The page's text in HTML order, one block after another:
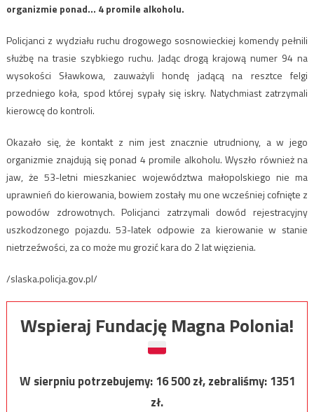
organizmie ponad… 4 promile alkoholu.
Policjanci z wydziału ruchu drogowego sosnowieckiej komendy pełnili
służbę na trasie szybkiego ruchu. Jadąc drogą krajową numer 94 na
wysokości Sławkowa, zauważyli hondę jadącą na resztce felgi
przedniego koła, spod której sypały się iskry. Natychmiast zatrzymali
kierowcę do kontroli.
Okazało się, że kontakt z nim jest znacznie utrudniony, a w jego
organizmie znajdują się ponad 4 promile alkoholu. Wyszło również na
jaw, że 53-letni mieszkaniec województwa małopolskiego nie ma
uprawnień do kierowania, bowiem zostały mu one wcześniej cofnięte z
powodów zdrowotnych. Policjanci zatrzymali dowód rejestracyjny
uszkodzonego pojazdu. 53-latek odpowie za kierowanie w stanie
nietrzeźwości, za co może mu grozić kara do 2 lat więzienia.
/slaska.policja.gov.pl/
Wspieraj Fundację Magna Polonia!
W sierpniu potrzebujemy:16 500zł, zebraliśmy:1351
zł.